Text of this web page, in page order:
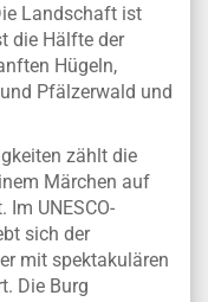
Landschaft ist
die Hälfte der
Hügeln,
Pfälzerwald und
zählt die
Märchen auf
UNESCO-
sich der
mit spektakulären
Die Burg